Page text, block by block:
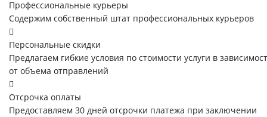
Профессиональные курьеры
Содержим собственный штат профессиональных курьеров
Персональные скидки
Предлагаем гибкие условия по стоимости услуги в
от объема отправлений
Отсрочка оплаты
Предоставляем 30 дней отсрочки платежа при заключении